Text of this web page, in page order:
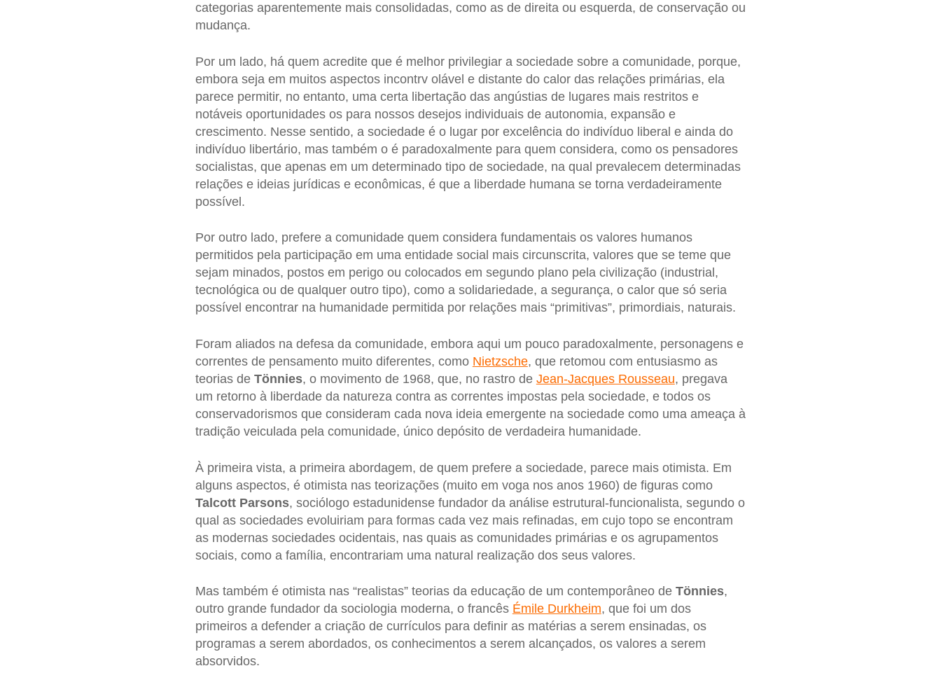
categorias aparentemente mais consolidadas, como as de direita ou esquerda, de conservação ou
mudança.
Por um lado, há quem acredite que é melhor privilegiar a sociedade sobre a comunidade, porque,
embora seja em muitos aspectos incontrv olável e distante do calor das relações primárias, ela
parece permitir, no entanto, uma certa libertação das angústias de lugares mais restritos e
notáveis oportunidades os para nossos desejos individuais de autonomia, expansão e
crescimento. Nesse sentido, a sociedade é o lugar por excelência do indivíduo liberal e ainda do
indivíduo libertário, mas também o é paradoxalmente para quem considera, como os pensadores
socialistas, que apenas em um determinado tipo de sociedade, na qual prevalecem determinadas
relações e ideias jurídicas e econômicas, é que a liberdade humana se torna verdadeiramente
possível.
Por outro lado, prefere a comunidade quem considera fundamentais os valores humanos
permitidos pela participação em uma entidade social mais circunscrita, valores que se teme que
sejam minados, postos em perigo ou colocados em segundo plano pela civilização (industrial,
tecnológica ou de qualquer outro tipo), como a solidariedade, a segurança, o calor que só seria
possível encontrar na humanidade permitida por relações mais “primitivas”, primordiais, naturais.
Foram aliados na defesa da comunidade, embora aqui um pouco paradoxalmente, personagens e
correntes de pensamento muito diferentes, como Nietzsche, que retomou com entusiasmo as
teorias de Tönnies, o movimento de 1968, que, no rastro de Jean-Jacques Rousseau, pregava
um retorno à liberdade da natureza contra as correntes impostas pela sociedade, e todos os
conservadorismos que consideram cada nova ideia emergente na sociedade como uma ameaça à
tradição veiculada pela comunidade, único depósito de verdadeira humanidade.
À primeira vista, a primeira abordagem, de quem prefere a sociedade, parece mais otimista. Em
alguns aspectos, é otimista nas teorizações (muito em voga nos anos 1960) de figuras como
Talcott Parsons, sociólogo estadunidense fundador da análise estrutural-funcionalista, segundo o
qual as sociedades evoluiriam para formas cada vez mais refinadas, em cujo topo se encontram
as modernas sociedades ocidentais, nas quais as comunidades primárias e os agrupamentos
sociais, como a família, encontrariam uma natural realização dos seus valores.
Mas também é otimista nas “realistas” teorias da educação de um contemporâneo de Tönnies,
outro grande fundador da sociologia moderna, o francês Émile Durkheim, que foi um dos
primeiros a defender a criação de currículos para definir as matérias a serem ensinadas, os
programas a serem abordados, os conhecimentos a serem alcançados, os valores a serem
absorvidos.